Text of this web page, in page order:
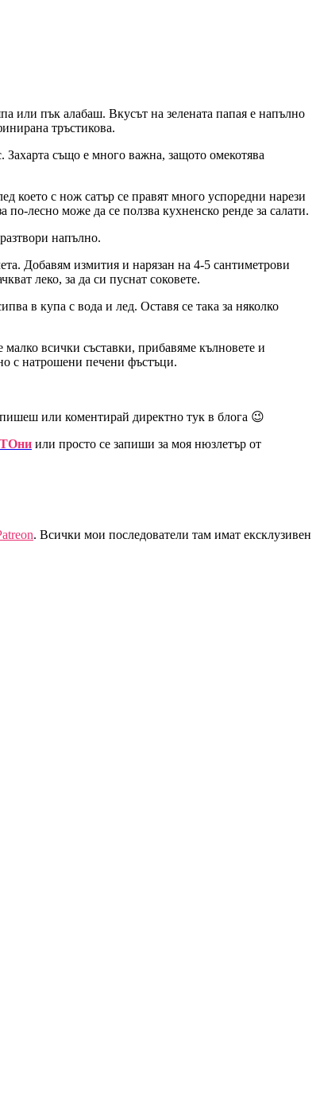
или пък алабаш. Вкусът на зелената папая е напълно
тръстикова.
Захарта също е много важна, защото омекотява
което с нож сатър се правят много успоредни нарези
лесно може да се ползва кухненско ренде за салати.
напълно.
Добавям измития и нарязан на 4-5 сантиметрови
леко, за да си пуснат соковете.
в купа с вода и лед. Оставя се така за няколко
всички съставки, прибавяме кълновете и
с натрошени печени фъстъци.
или коментирай директно тук в блога 😉
ТОни или просто се запиши за моя нюзлетър от
. Всички мои последователи там имат ексклузивен